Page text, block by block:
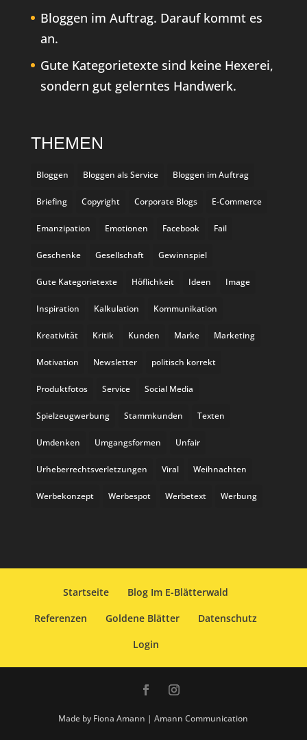
Bloggen im Auftrag. Darauf kommt es
an.
Gute Kategorietexte sind keine Hexerei,
sondern gut gelerntes Handwerk.
THEMEN
Bloggen Bloggen als Service Bloggen im Auftrag
Briefing Copyright Corporate Blogs E-Commerce
Emanzipation Emotionen Facebook Fail
Geschenke Gesellschaft Gewinnspiel
Gute Kategorietexte Höflichkeit Ideen Image
Inspiration Kalkulation Kommunikation
Kreativität Kritik Kunden Marke Marketing
Motivation Newsletter politisch korrekt
Produktfotos Service Social Media
Spielzeugwerbung Stammkunden Texten
Umdenken Umgangsformen Unfair
Urheberrechtsverletzungen Viral Weihnachten
Werbekonzept Werbespot Werbetext Werbung
Startseite
Blog Im E-Blätterwald
Referenzen
Goldene Blätter
Datenschutz
Login
Made by Fiona Amann | Amann Communication